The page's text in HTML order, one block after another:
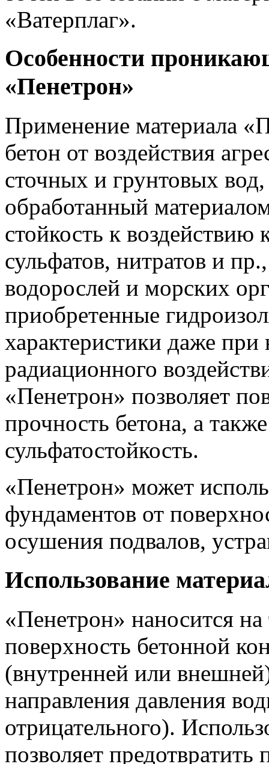
«Ватерплаг».
Особенности
«Пенетрон»
Применение материала
бетон от воздействия
сточных и грунтовых
обработанный
стойкость к воздействию
сульфатов, нитратов и
водорослей и морских
приобретенные
характеристики даже
радиационного
«Пенетрон» позволяет
прочность бетона, а
сульфатостойкость.
«Пенетрон» может
фундаментов от
осушения подвалов,
Использование
«Пенетрон» наносится
поверхность бетонной
(внутренней или
направления давления
отрицательного).
позволяет